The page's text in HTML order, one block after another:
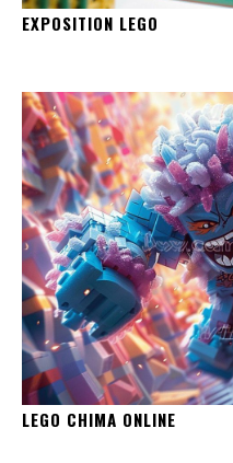
EXPOSITION LEGO
LEGO CHIMA ONLINE